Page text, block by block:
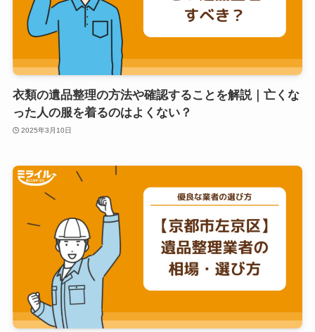
衣類の遺品整理の方法や確認することを解説｜亡くな
った人の服を着るのはよくない？
2025年3月10日